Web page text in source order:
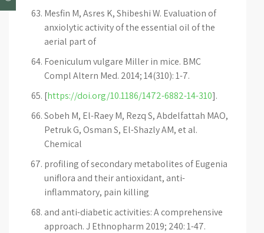
Mesfin M, Asres K, Shibeshi W. Evaluation of
anxiolytic activity of the essential oil of the
aerial part of
Foeniculum vulgare Miller in mice. BMC
Compl Altern Med. 2014; 14(310): 1-7.
[https://doi.org/10.1186/1472-6882-14-310].
Sobeh M, El-Raey M, Rezq S, Abdelfattah MAO,
Petruk G, Osman S, El-Shazly AM, et al.
Chemical
profiling of secondary metabolites of Eugenia
uniflora and their antioxidant, anti-
inflammatory, pain killing
and anti-diabetic activities: A comprehensive
approach. J Ethnopharm 2019; 240: 1-47.